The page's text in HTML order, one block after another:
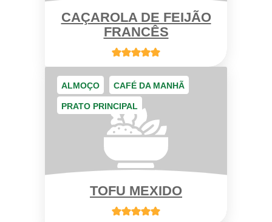
CAÇAROLA DE FEIJÃO
FRANCÊS
ALMOÇO CAFÉ DA MANHÃ
PRATO PRINCIPAL
TOFU MEXIDO